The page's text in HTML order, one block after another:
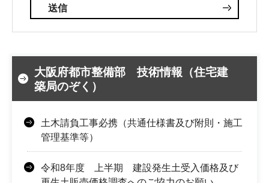
大阪府都市整備部 技術情報（住宅建
築局のぞく）
土木請負工事必携（共通仕様書及び附則・施工
管理基準等）
令和8年度 上半期 建設発生土受入価格及び